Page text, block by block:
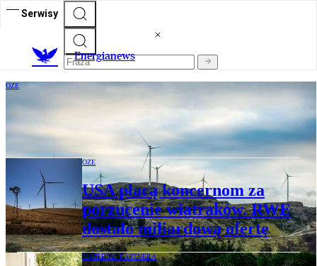
Serwisy
Energianews
OZE
Norwegia przyspiesza z OZE. Wiatraki
mają napędzić gospodarkę
OZE
USA płacą koncernom za
porzucenie wiatraków. RWE
dostało miliardową ofertę
MATERIAŁ PARTNERA